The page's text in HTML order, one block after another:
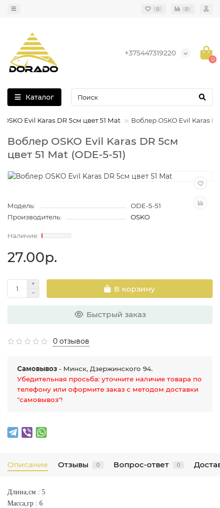
0 0
+375447319220
0
Каталог
Evil Karas DR 5см цвет 51 Mat Воблер OSKO Evil Karas
Воблер OSKO Evil Karas DR 5см
цвет 51 Mat (ODE-5-51)
Модель:
ODE-5-51
Производитель:
OSKO
27.00р.
В корзину
Быстрый заказ
0 отзывов
Самовывоз - Минск, Дзержинского 94.
Убедительная просьба: уточните наличие товара по
телефону или оформите заказ с методом доставки
"самовывоз"!
Описание Отзывы 0 Вопрос-ответ 0
Длина,см : 5
Масса,гр : 6